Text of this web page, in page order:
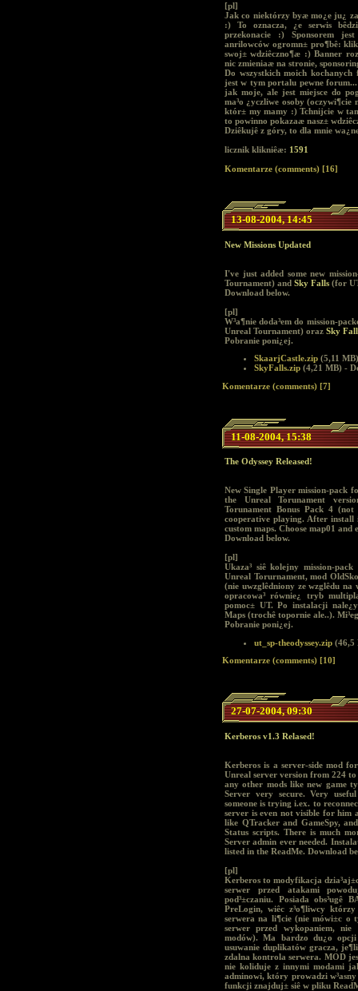
[pl]
Jak co niektórzy byæ mo¿e ju¿
:) To oznacza, ¿e serwis
przekonacie :) Sponsorem
anrilowców ogromn± pro¶bê:
swoj± wdziêczno¶æ :) Banner
nic zmieniaæ na stronie,
Do wszystkich moich
jest w tym portalu pewne
jak moje, ale jest miejsce do
ma³o ¿yczliwe osoby
któr± my mamy :) Tchnijcie w
to powinno pokazaæ nasz±
Dziêkujê z góry, to dla mnie
licznik klikniêæ: 1591
Komentarze (comments) [16]
13-08-2004, 14:45
New Missions Updated
I've just added some new
Tournament) and Sky Falls (for
Download below.
[pl]
W³a¶nie doda³em do mission-
Unreal Tournament) oraz Sky
Pobranie poni¿ej.
SkaarjCastle.zip (5,11
SkyFalls.zip (4,21 MB) -
Komentarze (comments) [7]
11-08-2004, 15:38
The Odyssey Released!
New Single Player mission-pack
the Unreal Torunament
Torunament Bonus Pack 4
cooperative playing. After install
custom maps. Choose map01 and
Download below.
[pl]
Ukaza³ siê kolejny mission-
Unreal Torurnament, mod
(nie uwzglêdniony ze wzglêdu
opracowa³ równie¿ tryb
pomoc± UT. Po instalacji
Maps (trochê topornie ale..).
Pobranie poni¿ej.
ut_sp-theodyssey.zip (46,5
Komentarze (comments) [10]
27-07-2004, 09:30
Kerberos v1.3 Relased!
Kerberos is a server-side mod
Unreal server version from 224
any other mods like new game
Server very secure. Very
someone is trying i.ex. to
server is even not visible for him
like QTracker and GameSpy,
Status scripts. There is much
Server admin ever needed.
listed in the ReadMe. Download
[pl]
Kerberos to modyfikacja
serwer przed atakami
pod³±czaniu. Posiada obs³ugê
PreLogin, wiêc z³o¶liwcy
serwera na li¶cie (nie mówi±c o
serwer przed wykopaniem, nie
modów). Ma bardzo du¿o
usuwanie duplikatów gracza,
zdalna kontrola serwera. MOD
nie koliduje z innymi modami
adminowi, który prowadzi
funkcji znajduj± siê w pliku